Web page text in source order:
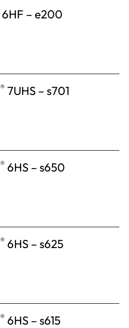
6HF – e200
® 7UHS – s701
® 6HS – s650
® 6HS – s625
® 6HS – s615